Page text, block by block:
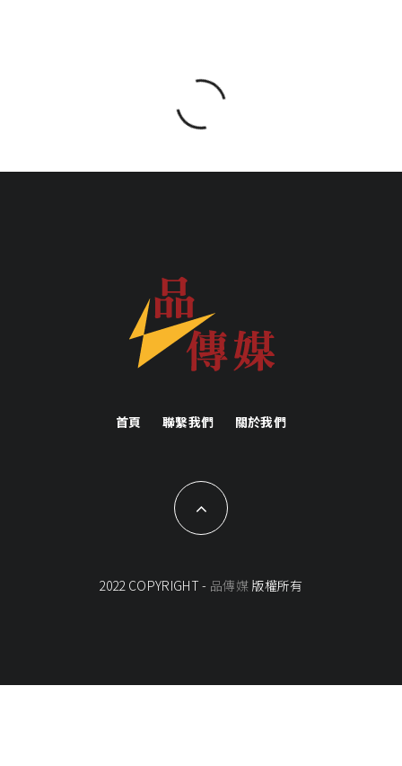
首頁 聯繫我們 關於我們
2022 COPYRIGHT - 品傳媒 版權所有